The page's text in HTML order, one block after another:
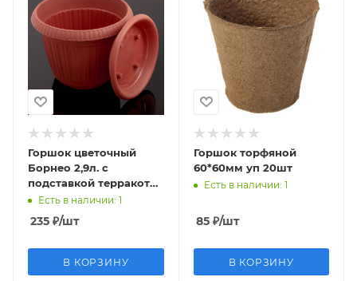
Горшок цветочный
Борнео 2,9л. с
подставкой терракот
42021 ПР
Есть в наличии: 1
235 ₽/шт
В КОРЗИНУ
Горшок торфяной
60*60мм уп 20шт
Есть в наличии: 1
85₽/шт
В КОРЗИНУ